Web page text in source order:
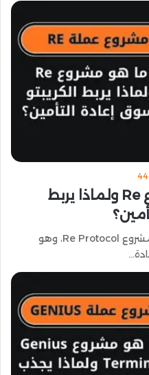
44
عملة RE | ما هو مشروع Re ولماذا يربط
تعد عملة RE العملة الأساسية لمشروع Re Protocol، وهو